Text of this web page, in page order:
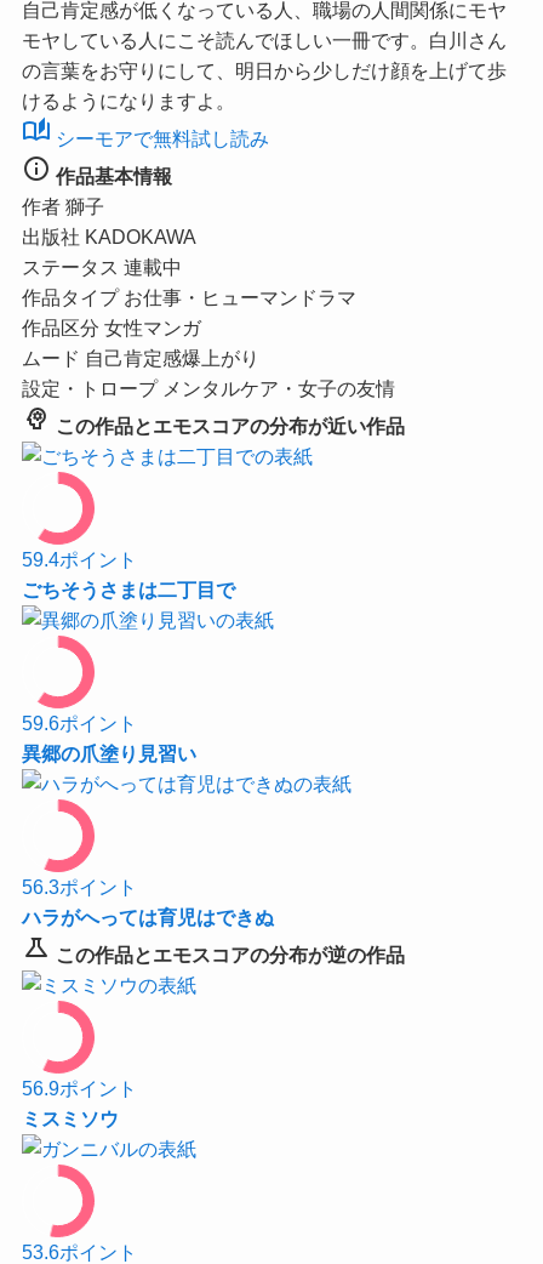
自己肯定感が低くなっている人、職場の人間関係にモヤ
モヤしている人にこそ読んでほしい一冊です。白川さん
の言葉をお守りにして、明日から少しだけ顔を上げて歩
けるようになりますよ。
auto_stories シーモアで無料試し読み
info 作品基本情報
作者 獅子
出版社 KADOKAWA
ステータス 連載中
作品タイプ お仕事・ヒューマンドラマ
作品区分 女性マンガ
ムード 自己肯定感爆上がり
設定・トロープ メンタルケア・女子の友情
psychology この作品とエモスコアの分布が近い作品
59.4ポイント
ごちそうさまは二丁目で
59.6ポイント
異郷の爪塗り見習い
56.3ポイント
ハラがへっては育児はできぬ
science この作品とエモスコアの分布が逆の作品
56.9ポイント
ミスミソウ
53.6ポイント